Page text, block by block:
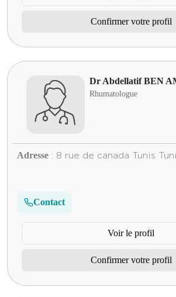
Confirmer votre profil
Dr Abdellatif BEN
Rhumatologue
Adresse : 8 rue de canada Tunis
Contact
Voir le profil
Confirmer votre profil